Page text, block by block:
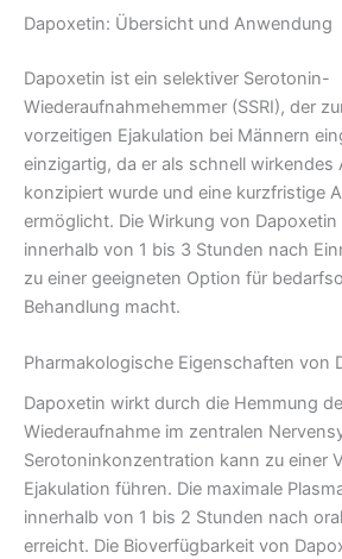
Dapoxetin: Übersicht und Anwendung
Dapoxetin ist ein selektiver Serotonin-
Wiederaufnahmehemmer (SSRI), der
vorzeitigen Ejakulation bei Männern
einzigartig, da er als schnell wirkendes
konzipiert wurde und eine kurzfristige
ermöglicht. Die Wirkung von
innerhalb von 1 bis 3 Stunden nach
zu einer geeigneten Option für
Behandlung macht.
Pharmakologische Eigenschaften von
Dapoxetin wirkt durch die Hemmung
Wiederaufnahme im zentralen
Serotoninkonzentration kann zu einer
Ejakulation führen. Die maximale
innerhalb von 1 bis 2 Stunden nach
erreicht. Die Bioverfügbarkeit von